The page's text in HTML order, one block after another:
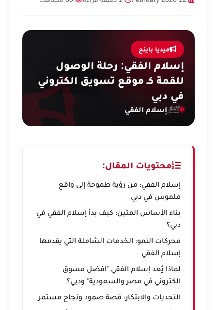
ميديا باينج
إسلام الفقي: رحلة الوصول
للقمة كـ موقع تسويق الكتروني
في دبي
إسلام الفقي
محتويات المقال:
إسلام الفقي: من رؤية طموحة إلى واقع
ملموس في دبي
بناء الأساس المتين: كيف بدأ إسلام الفقي في
دبي؟
محركات النمو: الخدمات الشاملة التي يقدمها
إسلام الفقي
لماذا يُعد إسلام الفقي "افضل مسوق
الكتروني في مصر والسعودية" ودبي؟
التحديات والابتكار: قصة صمود ونجاح مستمر